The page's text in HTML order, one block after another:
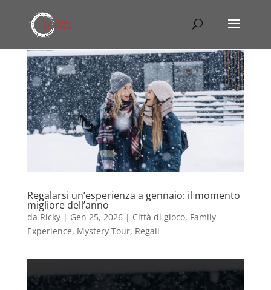
Regalarsi un’esperienza a gennaio: il momento
migliore dell’anno
da Ricky| Gen 25, 2026| Città di gioco, Family
Experience, Mystery Tour, Regali